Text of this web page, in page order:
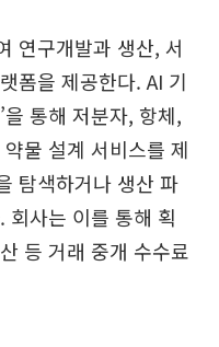
연구개발과 생산, 서
폼을 제공한다. AI 기
을 통해 저분자, 항체,
물 설계 서비스를 제
탐색하거나 생산 파
회사는 이를 통해 획
등 거래 중개 수수료